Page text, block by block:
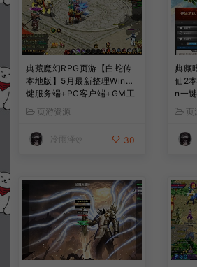
典藏魔幻RPG页游【白蛇传
本地版】5月最新整理Win一
键服务端+PC客户端+GM工
具+详细搭建教程
页游资源
冷雨泽ღ 30
典藏
仙2
n一
+GM
搭建
页